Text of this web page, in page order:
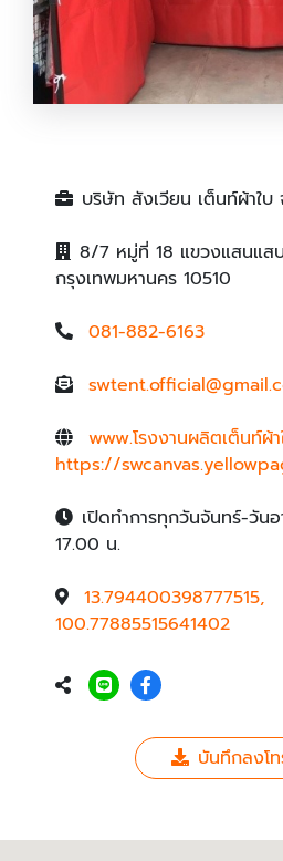
บริษัท สังเวียน เต็นท์ผ้าใบ
8/7 หมู่ที่ 18 แขวงแสนแส
กรุงเทพมหานคร 10510
081-882-6163
www.โรงงานผลิตเต็นท์ผ้
https://
เปิดทำการทุกวันจันทร์-วัน
17.00 น.
13.794400398777515,
100.77885515641402
บันทึกลงโ